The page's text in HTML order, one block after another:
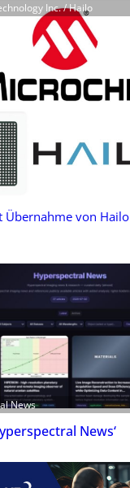
Inc. / Hailo
Übernahme von Hailo
News
News‘